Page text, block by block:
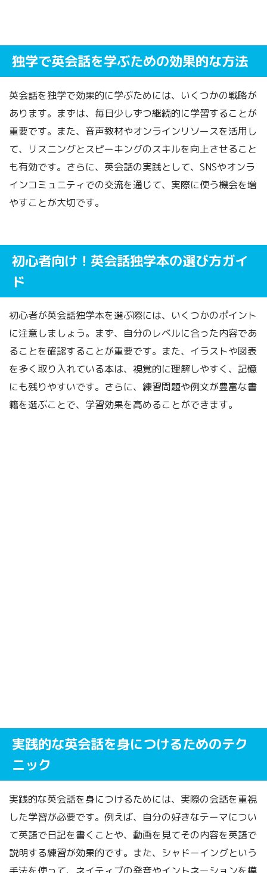
独学で英会話を学ぶための効果的な方法
英会話を独学で効果的に学ぶためには、いくつかの戦略が
あります。まずは、毎日少しずつ継続的に学習することが
重要です。また、音声教材やオンラインリソースを活用し
て、リスニングとスピーキングのスキルを向上させること
も有効です。さらに、英会話の実践として、SNSやオンラ
インコミュニティでの交流を通じて、実際に使う機会を増
やすことが大切です。
初心者向け！英会話独学本の選び方ガイ
ド
初心者が英会話独学本を選ぶ際には、いくつかのポイント
に注意しましょう。まず、自分のレベルに合った内容であ
ることを確認することが重要です。また、イラストや図表
を多く取り入れている本は、視覚的に理解しやすく、記憶
にも残りやすいです。さらに、練習問題や例文が豊富な書
籍を選ぶことで、学習効果を高めることができます。
実践的な英会話を身につけるためのテク
ニック
実践的な英会話を身につけるためには、実際の会話を重視
した学習が必要です。例えば、自分の好きなテーマについ
て英語で日記を書くことや、動画を見てその内容を英語で
説明する練習が効果的です。また、シャドーイングという